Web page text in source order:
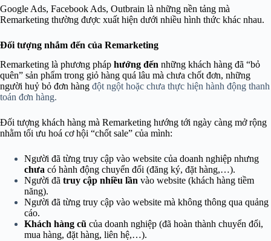
Google Ads, Facebook Ads, Outbrain là những nền tảng mà
Remarketing thường được xuất hiện dưới nhiều hình thức khác nhau.
Đối tượng nhắm đến của Remarketing
Remarketing là phương pháp hướng đến những khách hàng đã “bỏ
quên” sản phẩm trong giỏ hàng quá lâu mà chưa chốt đơn, những
người huỷ bỏ đơn hàng đột ngột hoặc chưa thực hiện hành động thanh
toán đơn hàng.
Đối tượng khách hàng mà Remarketing hướng tới ngày càng mở rộng
nhằm tối ưu hoá cơ hội “chốt sale” của mình:
Người đã từng truy cập vào website của doanh nghiệp nhưng
chưa có hành động chuyển đổi (đăng ký, đặt hàng,…).
Người đã truy cập nhiều lần vào website (khách hàng tiềm
năng).
Người đã từng truy cập vào website mà không thông qua quảng
cáo.
Khách hàng cũ của doanh nghiệp (đã hoàn thành chuyển đổi,
mua hàng, đặt hàng, liên hệ,…).